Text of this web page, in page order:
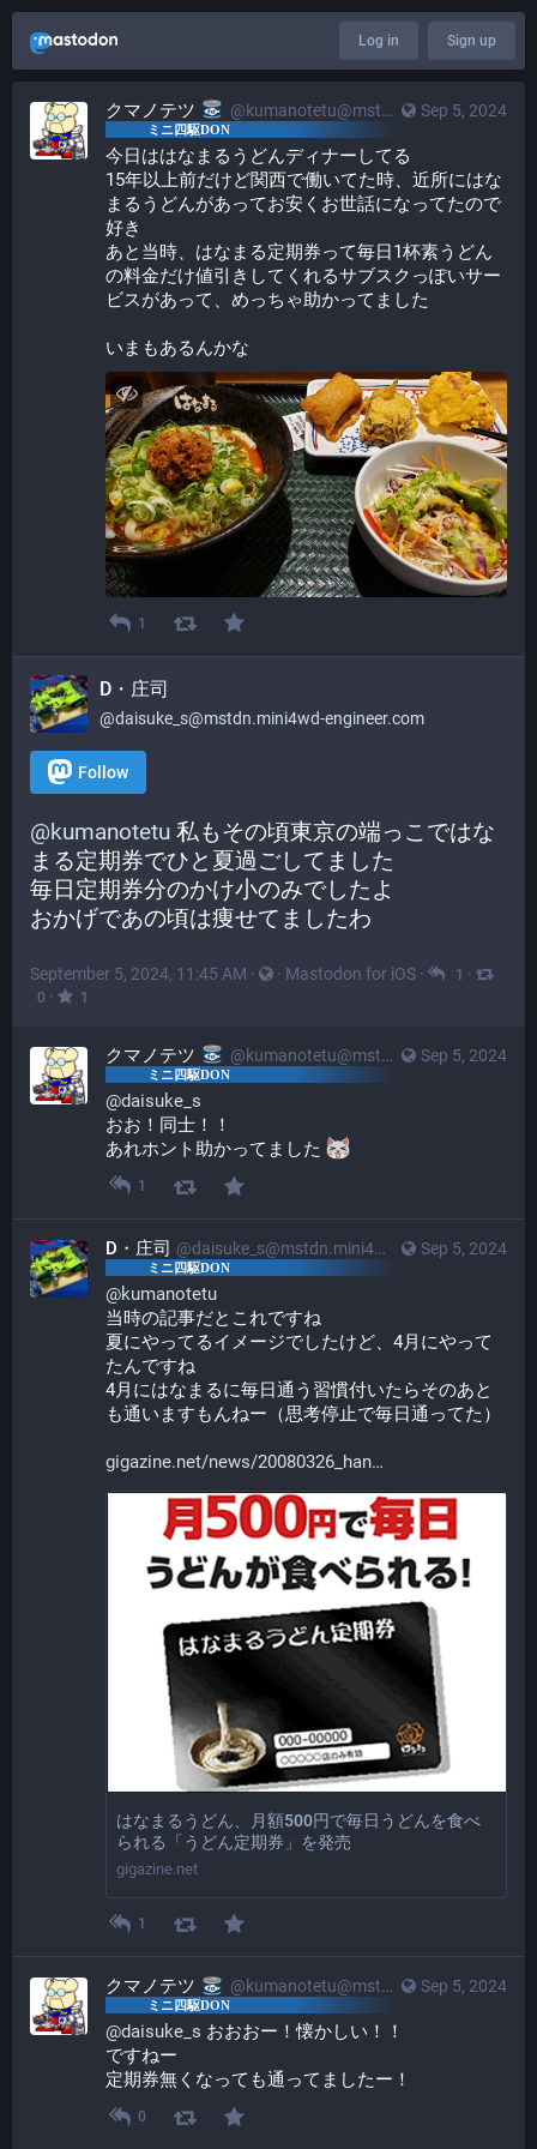
Log in Sign up
Sep 5, 2024
クマノテツ @kumanotetu@mstdn.mini4wd-engineer.com
今日ははなまるうどんディナーしてる
15年以上前だけど関西で働いてた時、近所にはな
まるうどんがあってお安くお世話になってたので
好き
あと当時、はなまる定期券って毎日1杯素うどん
の料金だけ値引きしてくれるサブスクっぽいサー
ビスがあって、めっちゃ助かってました
いまもあるんかな
1
D・庄司
@daisuke_s@mstdn.mini4wd-engineer.com
Follow
@kumanotetu 私もその頃東京の端っこではな
まる定期券でひと夏過ごしてました
毎日定期券分のかけ小のみでしたよ
おかげであの頃は痩せてましたわ
September 5, 2024, 11:45 AM · · Mastodon for iOS · 1 ·
0 · 1
Sep 5, 2024
クマノテツ @kumanotetu@mstdn.mini4wd-engineer.com
@daisuke_s
おお！同士！！
あれホント助かってました
1
Sep 5, 2024
D・庄司 @daisuke_s@mstdn.mini4wd-engineer.com
@kumanotetu
当時の記事だとこれですね
夏にやってるイメージでしたけど、4月にやって
たんですね
4月にはなまるに毎日通う習慣付いたらそのあと
も通いますもんねー（思考停止で毎日通ってた）
gigazine.net/news/20080326_han
はなまるうどん、月額500円で毎日うどんを食べ
られる「うどん定期券」を発売
gigazine.net
1
Sep 5, 2024
クマノテツ @kumanotetu@mstdn.mini4wd-engineer.com
@daisuke_s おおおー！懐かしい！！
ですねー
定期券無くなっても通ってましたー！
0